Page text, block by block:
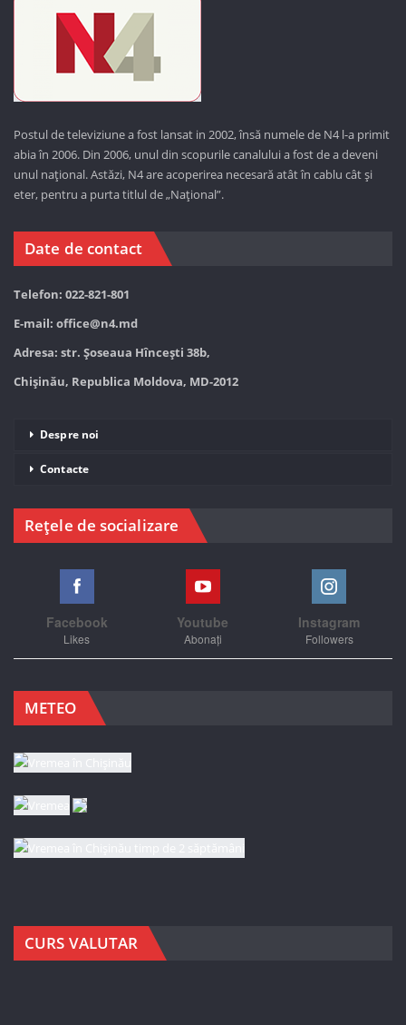
Postul de televiziune a fost lansat in 2002, însă numele de N4 l-a primit
abia în 2006. Din 2006, unul din scopurile canalului a fost de a deveni
unul național. Astăzi, N4 are acoperirea necesară atât în cablu cât și
eter, pentru a purta titlul de „Național”.
Date de contact
Telefon: 022-821-801
E-mail: office@n4.md
Adresa: str. Șoseaua Hînceşti 38b,
Chișinău, Republica Moldova, MD-2012
Despre noi
Contacte
Rețele de socializare
Facebook
Likes
Youtube
Abonați
Instagram
Followers
METEO
CURS VALUTAR